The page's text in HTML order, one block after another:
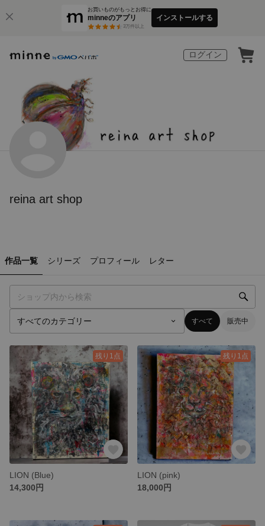
お買いものがもっとお得に
minneのアプリ
3万件以上
インストールする
ログイン
reina art shop
作品一覧 シリーズ プロフィール レター
すべて 販売中
残り1点
LION (Blue)
14,300円
残り1点
LION (pink)
18,000円